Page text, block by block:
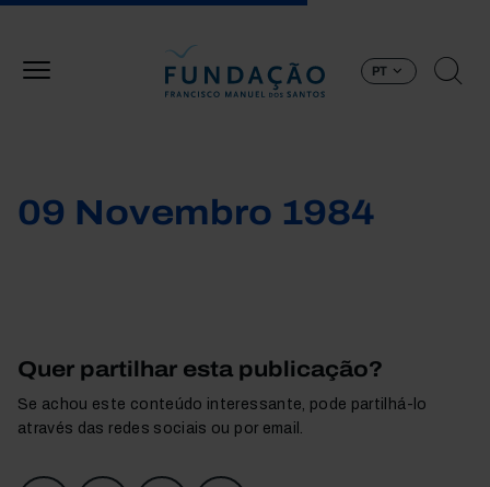
PT
09 Novembro 1984
Quer partilhar esta publicação?
Se achou este conteúdo interessante, pode partilhá-lo
através das redes sociais ou por email.